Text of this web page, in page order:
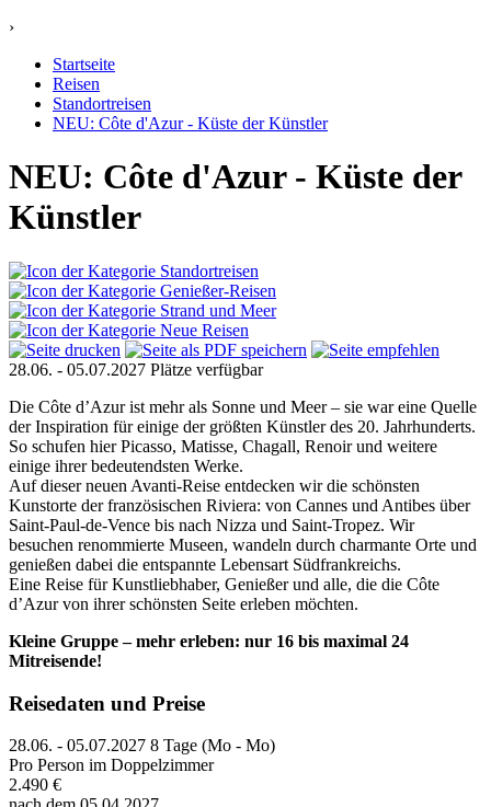
›
Startseite
Reisen
Standortreisen
NEU: Côte d'Azur - Küste der Künstler
NEU: Côte d'Azur - Küste der
Künstler
28.06. - 05.07.2027 Plätze verfügbar
Die Côte d’Azur ist mehr als Sonne und Meer – sie war eine Quelle
der Inspiration für einige der größten Künstler des 20. Jahrhunderts.
So schufen hier Picasso, Matisse, Chagall, Renoir und weitere
einige ihrer bedeutendsten Werke.
Auf dieser neuen Avanti-Reise entdecken wir die schönsten
Kunstorte der französischen Riviera: von Cannes und Antibes über
Saint-Paul-de-Vence bis nach Nizza und Saint-Tropez. Wir
besuchen renommierte Museen, wandeln durch charmante Orte und
genießen dabei die entspannte Lebensart Südfrankreichs.
Eine Reise für Kunstliebhaber, Genießer und alle, die die Côte
d’Azur von ihrer schönsten Seite erleben möchten.
Kleine Gruppe – mehr erleben: nur 16 bis maximal 24
Mitreisende!
Reisedaten und Preise
28.06. - 05.07.2027 8 Tage (Mo - Mo)
Pro Person im Doppelzimmer
2.490 €